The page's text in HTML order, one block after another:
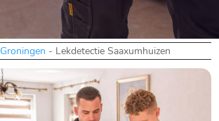
Groningen - Lekdetectie Saaxumhuizen